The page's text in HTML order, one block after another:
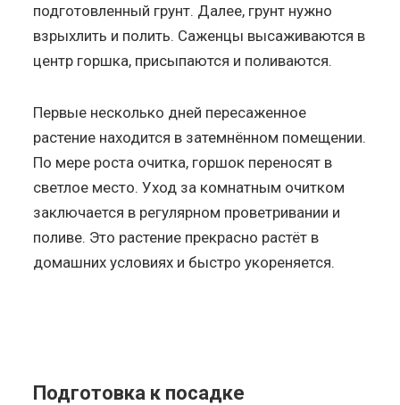
подготовленный грунт. Далее, грунт нужно
взрыхлить и полить. Саженцы высаживаются в
центр горшка, присыпаются и поливаются.
Первые несколько дней пересаженное
растение находится в затемнённом помещении.
По мере роста очитка, горшок переносят в
светлое место. Уход за комнатным очитком
заключается в регулярном проветривании и
поливе. Это растение прекрасно растёт в
домашних условиях и быстро укореняется.
Подготовка к посадке